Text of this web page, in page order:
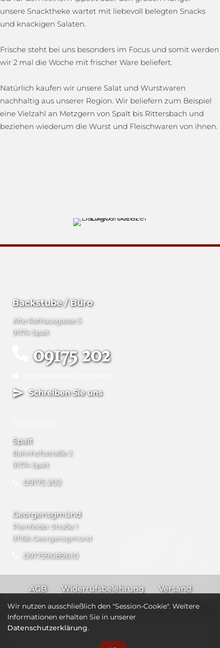
unsere Snacktheke wartet mit liebevoll belegten Snacks
und knackigen Salaten.
Frische steht bei uns besonders im Focus und somit werden
wir 2 mal die Woche mit frischer Ware beliefert.
Natürlich kaufen wir unsere Salat und Wurstwaren
nachhaltig aus unserer Region. Wir beliefern zum Beispiel
eine Vielzahl an Metzgern von Spalt bis Rittersbach und
beziehen wiederum die Wurst und Fleischwaren von ihnen.
Backstube / Büro
Alte Rathausgasse 5
91174 Spalt
09175 202
Schreiben Sie uns
Spalt
Bahnhofsstraße 2
91174 Spalt
09175 202
Georgensgmünd
Pleinfelder Straße 1
91166 Georgensgmünd
091759089610
AGB Widerrufsbelehrung
Versand
Impressum
Datenschutz
Wir nutzen ausschließlich den "Session-Cookie". Weitere
Informationen erhalten Sie in unserer
Datenschutzerklärung.